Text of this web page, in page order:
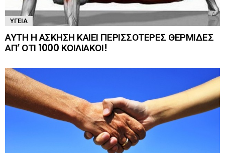
ΥΓΕΊΑ
ΑΥΤΗ Η ΑΣΚΗΣΗ ΚΑΙΕΙ ΠΕΡΙΣΣΟΤΕΡΕΣ ΘΕΡΜΙΔΕΣ
ΑΠ’ ΟΤΙ 1000 ΚΟΙΛΙΑΚΟΙ!